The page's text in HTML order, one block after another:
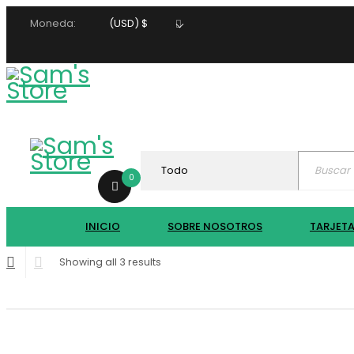
Moneda: (USD) $
0
INICIO SOBRE NOSOTROS
Showing all 3 results